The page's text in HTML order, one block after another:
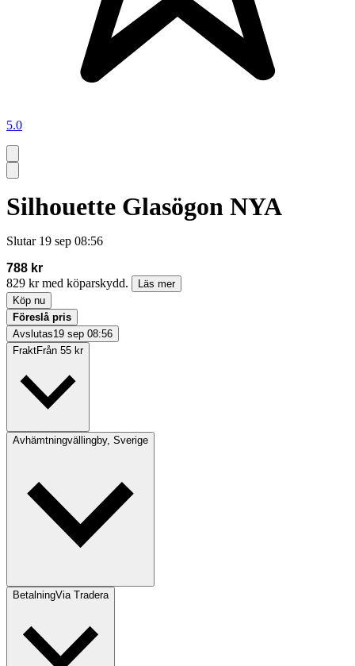
5.0
Silhouette Glasögon NYA
Slutar 19 sep 08:56
788 kr
829 kr med köparskydd.
Läs mer
Köp nu
Föreslå pris
Avslutas19 sep 08:56
FraktFrån 55 kr
Avhämtningvällingby, Sverige
BetalningVia Tradera